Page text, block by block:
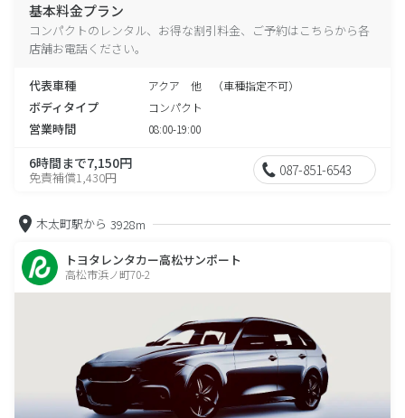
基本料金プラン
コンパクトのレンタル、お得な割引料金、ご予約はこちらから各
店舗お電話ください。
代表車種 アクア 他 （車種指定不可）
ボディタイプ コンパクト
営業時間 08:00-19:00
6時間まで7,150円
免責補償1,430円 087-851-6543
木太町駅から 3928m
トヨタレンタカー高松サンポート
高松市浜ノ町70-2